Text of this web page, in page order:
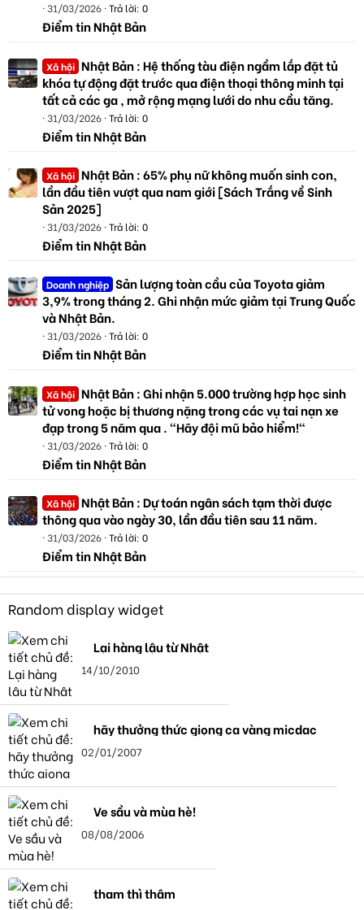
31/03/2026 Trả lời: 0
Điểm tin Nhật Bản
Xã hội Nhật Bản : Hệ thống tàu điện ngầm lắp đặt tủ
khóa tự động đặt trước qua điện thoại thông minh tại
tất cả các ga , mở rộng mạng lưới do nhu cầu tăng.
31/03/2026 Trả lời: 0
Điểm tin Nhật Bản
Xã hội Nhật Bản : 65% phụ nữ không muốn sinh con,
lần đầu tiên vượt qua nam giới [Sách Trắng về Sinh
Sản 2025]
31/03/2026 Trả lời: 0
Điểm tin Nhật Bản
Doanh nghiệp Sản lượng toàn cầu của Toyota giảm
3,9% trong tháng 2. Ghi nhận mức giảm tại Trung Quốc
và Nhật Bản.
31/03/2026 Trả lời: 0
Điểm tin Nhật Bản
Xã hội Nhật Bản : Ghi nhận 5.000 trường hợp học sinh
tử vong hoặc bị thương nặng trong các vụ tai nạn xe
đạp trong 5 năm qua . "Hãy đội mũ bảo hiểm!"
31/03/2026 Trả lời: 0
Điểm tin Nhật Bản
Xã hội Nhật Bản : Dự toán ngân sách tạm thời được
thông qua vào ngày 30, lần đầu tiên sau 11 năm.
31/03/2026 Trả lời: 0
Điểm tin Nhật Bản
Random display widget
Lại hàng lậu từ Nhật
14/10/2010
hãy thưởng thức giọng ca vàng micdac
02/01/2007
Ve sầu và mùa hè!
08/08/2006
tham thì thâm